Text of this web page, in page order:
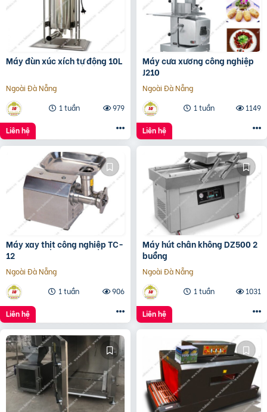
Máy đùn xúc xích tự động 10L
Ngoài Đà Nẵng
1 tuần
979
Liên hệ
Máy cưa xương công nghiệp
J210
Ngoài Đà Nẵng
1 tuần
1149
Liên hệ
Máy xay thịt công nghiệp TC-
12
Ngoài Đà Nẵng
1 tuần
906
Liên hệ
Máy hút chân không DZ500 2
buồng
Ngoài Đà Nẵng
1 tuần
1031
Liên hệ